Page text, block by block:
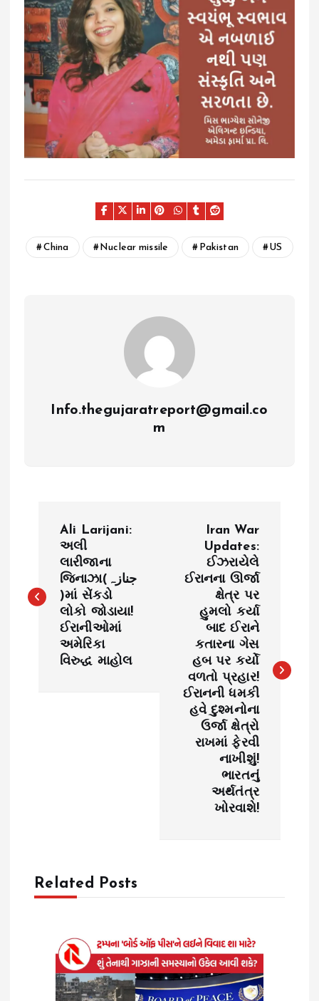
China Nuclear missile Pakistan US
Info.thegujaratreport@gmail.co
m
s
Ali Larijani:
અલી
લારીજાના
જિનાઝા(جنازہ
)માં સેંકડો
લોકો જોડાયા!
ઈરાનીઓમાં
અમેરિકા
વિરુદ્ધ માહોલ
Iran War
Updates:
ઈઝરાયેલે
ઈરાનના ઊર્જા
ક્ષેત્ર પર
હુમલો કર્યા
બાદ ઈરાને
કતારના ગેસ
હબ પર કર્યો
વળતો પ્રહાર!
ઈરાનની ધમકી
હવે દુશ્મનોના
ઉર્જા ક્ષેત્રો
રાખમાં ફેરવી
નાખીશું!
ભારતનું
અર્થતંત્ર
ખોરવાશે!
Related Posts